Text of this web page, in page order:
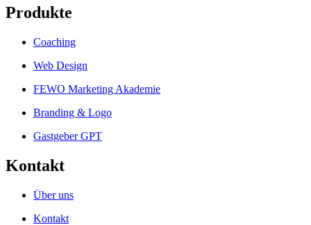
Produkte
Coaching
Web Design
FEWO Marketing Akademie
Branding & Logo
Gastgeber GPT
Kontakt
Über uns
Kontakt